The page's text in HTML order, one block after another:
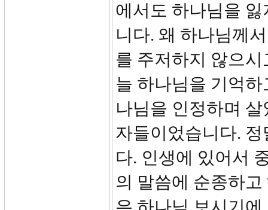
에서도 하나님을
니다. 왜 하나님께
를 주저하지 않으
늘 하나님을 기억
나님을 인정하며
자들이었습니다.
다. 인생에 있어서
의 말씀에 순종하